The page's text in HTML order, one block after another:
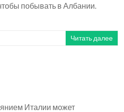
побывать в Албании.
Читать далее
Италии может